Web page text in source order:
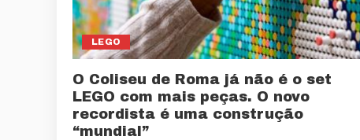
LEGO
O Coliseu de Roma já não é o set
LEGO com mais peças. O novo
recordista é uma construção
“mundial”